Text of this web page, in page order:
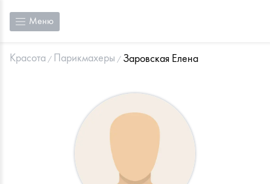
Меню
Красота Парикмахеры Заровская Елена